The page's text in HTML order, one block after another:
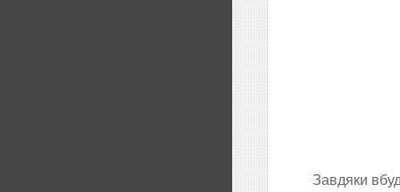
Завдяки